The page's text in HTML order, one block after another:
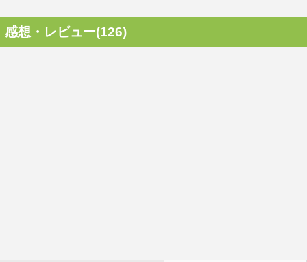
感想・レビュー(126)